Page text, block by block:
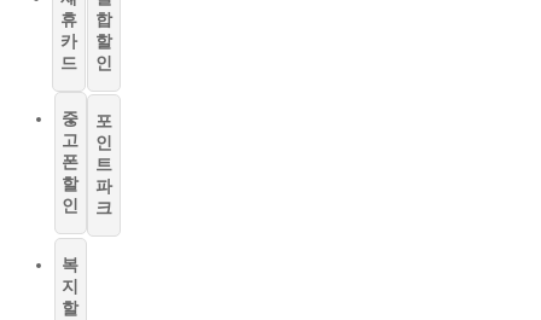
휴
카
드
합
할
인
중
고
폰
할
인
포
인
트
파
크
복
지
할